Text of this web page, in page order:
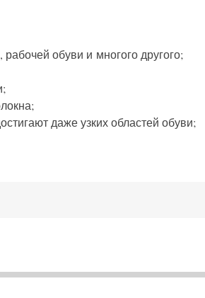
обуви и многого другого;
даже узких областей обуви;